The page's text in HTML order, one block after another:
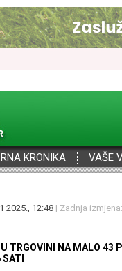
KRONIKA VAŠE
2025., 12:48 | Zadnja izmjena:
TRGOVINI NA MALO 43